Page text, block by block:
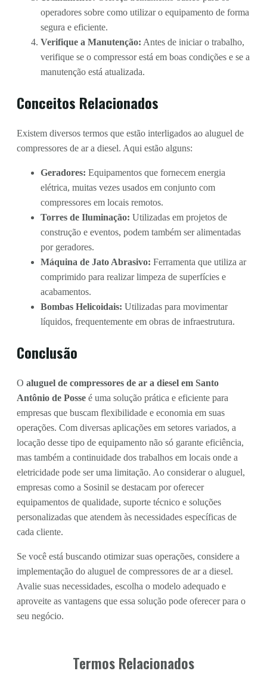
operadores sobre como utilizar o equipamento de forma
segura e eficiente.
Verifique a Manutenção: Antes de iniciar o trabalho,
verifique se o compressor está em boas condições e se a
manutenção está atualizada.
Conceitos Relacionados
Existem diversos termos que estão interligados ao aluguel de
compressores de ar a diesel. Aqui estão alguns:
Geradores: Equipamentos que fornecem energia
elétrica, muitas vezes usados em conjunto com
compressores em locais remotos.
Torres de Iluminação: Utilizadas em projetos de
construção e eventos, podem também ser alimentadas
por geradores.
Máquina de Jato Abrasivo: Ferramenta que utiliza ar
comprimido para realizar limpeza de superfícies e
acabamentos.
Bombas Helicoidais: Utilizadas para movimentar
líquidos, frequentemente em obras de infraestrutura.
Conclusão
O aluguel de compressores de ar a diesel em Santo
Antônio de Posse é uma solução prática e eficiente para
empresas que buscam flexibilidade e economia em suas
operações. Com diversas aplicações em setores variados, a
locação desse tipo de equipamento não só garante eficiência,
mas também a continuidade dos trabalhos em locais onde a
eletricidade pode ser uma limitação. Ao considerar o aluguel,
empresas como a Sosinil se destacam por oferecer
equipamentos de qualidade, suporte técnico e soluções
personalizadas que atendem às necessidades específicas de
cada cliente.
Se você está buscando otimizar suas operações, considere a
implementação do aluguel de compressores de ar a diesel.
Avalie suas necessidades, escolha o modelo adequado e
aproveite as vantagens que essa solução pode oferecer para o
seu negócio.
Termos Relacionados